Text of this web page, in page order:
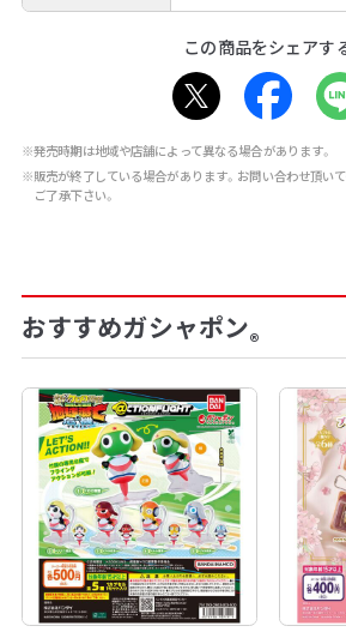
この商品をシェアす
※発売時期は地域や店舗によって異なる場合があります。
※販売が終了している場合があります。お問い合わせ頂い
ご了承下さい。
おすすめガシャポン®